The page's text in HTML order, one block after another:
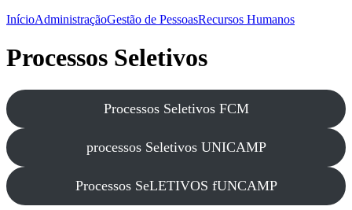
InícioAdministraçãoGestão de PessoasRecursos Humanos
Processos Seletivos
Processos Seletivos FCM
processos Seletivos UNICAMP
Processos SeLETIVOS fUNCAMP